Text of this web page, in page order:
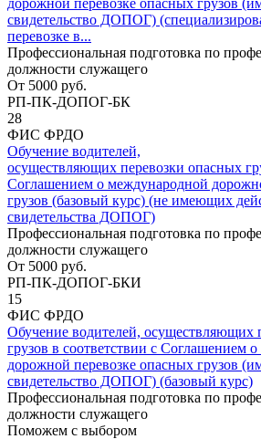
свидетельство ДОПОГ)
перевозке в...
Профессиональная подготовка по
должности служащего
От 5000 руб.
РП-ПК-ДОПОГ-БК
28
ФИС ФРДО
Обучение водителей,
осуществляющих перевозки опасных
Соглашением о международной
грузов (базовый курс) (не имеющих
свидетельства ДОПОГ)
Профессиональная подготовка по
должности служащего
От 5000 руб.
РП-ПК-ДОПОГ-БКИ
15
ФИС ФРДО
Обучение водителей, осуществляющих
грузов в соответствии с Соглашением
дорожной перевозке опасных грузов
свидетельство ДОПОГ) (базовый курс)
Профессиональная подготовка по
должности служащего
Поможем с выбором